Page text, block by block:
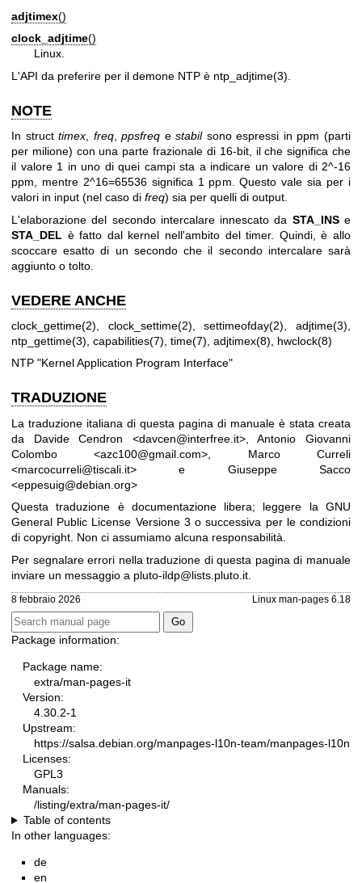
adjtimex()
clock_adjtime()
Linux.
L'API da preferire per il demone NTP è ntp_adjtime(3)
NOTE
In structtimex freq,ppsfreq estabilsono espressi in ppm (parti
per milione) con una parte frazionale di 16-bit, il che significa che
il valore 1 in uno di quei campi sta a indicare un valore di 2^-16
ppm, mentre 2^16=65536 significa 1 ppm. Questo vale sia per i
valori in input (nel caso di freq) sia per quelli di output.
L'elaborazione del secondo intercalare innescato da STA_INSe
STA_DEL è fatto dal kernel nell'ambito del timer. Quindi, è allo
scoccare esatto di un secondo che il secondo intercalare sarà
aggiunto o tolto.
VEDERE ANCHE
clock_gettime(2) clock_settime(2) ,settimeofday(2) ,adjtime(3)
ntp_gettime(3) capabilities(7) time(7) adjtimex(8)
hwclock(8)
NTP "Kernel Application Program Interface"
TRADUZIONE
La traduzione italiana di questa pagina di manuale è stata creata
da Davide Cendron <davcen@interfree.it>, Antonio Giovanni
Colombo <azc100@gmail.com>, Marco Curreli
<marcocurreli@tiscali.it> e Giuseppe Sacco
<eppesuig@debian.org>
Questa traduzione è documentazione libera; leggere la GNU
General Public License Versione 3 o successiva per le condizioni
di copyright. Non ci assumiamo alcuna responsabilità.
Per segnalare errori nella traduzione di questa pagina di manuale
inviare un messaggio a pluto-ildp@lists.pluto.it
8 febbraio 2026 Linux man-pages 6.18
Package information:
Package name:
extra/man-pages-it
Version:
4.30.2-1
Upstream:
https://salsa.debian.org/manpages-l10n-team/manpages-l10n
Licenses:
GPL3
Manuals:
/listing/extra/man-pages-it/
Table of contents
In other languages:
de
en